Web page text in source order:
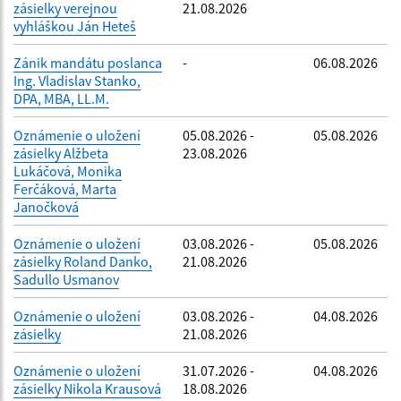
zásielky verejnou
vyhláškou Ján Heteš
21.08.2026
Zánik mandátu poslanca
Ing. Vladislav Stanko,
DPA, MBA, LL.M.
- 06.08.2026
Oznámenie o uložení
zásielky Alžbeta
Lukáčová, Monika
Ferčáková, Marta
Janočková
05.08.2026 -
23.08.2026
05.08.2026
Oznámenie o uložení
zásielky Roland Danko,
Sadullo Usmanov
03.08.2026 -
21.08.2026
05.08.2026
Oznámenie o uložení
zásielky
03.08.2026 -
21.08.2026
04.08.2026
Oznámenie o uložení
zásielky Nikola Krausová
31.07.2026 -
18.08.2026
04.08.2026